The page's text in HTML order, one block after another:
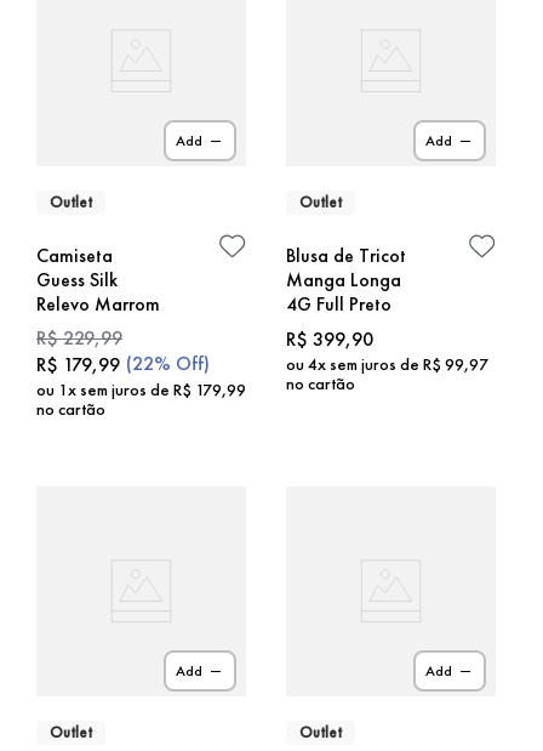
Add
Outlet
Camiseta
Guess Silk
Relevo Marrom
R$229,99
R$ 179,99 (22% Off)
ou 1x sem juros de R$ 179,99
no cartão
Add
Outlet
Blusa de Tricot
Manga Longa
4G Full Preto
R$ 399,90
ou4x sem juros de R$ 99,97
no cartão
Add
Outlet
Add
Outlet